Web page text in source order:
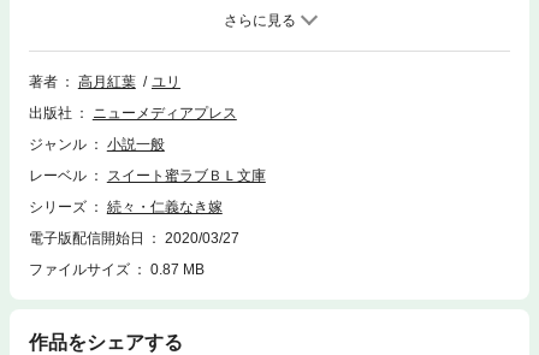
変えた元世話係の岡村の助けを借り、『花牡丹のサーシャ』と呼ばれなが
らのチンピラ生活は、忍んでくる周平との逢瀬もあり、以前と大きな違い
がない。しかし、逢瀬の最中に周平とケンカをしてしまう。落ち込む佐和
紀だが、大阪のヤクザ・美園から力試しの依頼が舞い込み、それどころで
てくる『パーティー主催団体・紅蓮隊』を抑えること。その団体の後ろに
は、直登のアニキ分であり、佐和紀と直登の稼ぐ金で遊び歩く木下の影も
編』2019年12月発行・同人誌
著者 高月紅葉
ユリ
出版社
ニューメディアプレス
ジャンル
小説一般
レーベル
スイート蜜ラブＢＬ文庫
シリーズ
続々・仁義なき嫁
電子版配信開始日
2020/03/27
ファイルサイズ
0.87 MB
作品をシェアする